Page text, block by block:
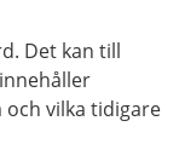
Det kan till
vilka tidigare